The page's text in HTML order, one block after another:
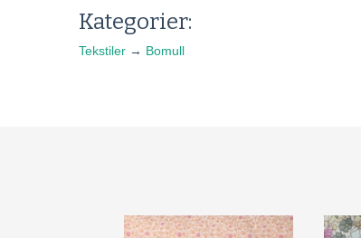
Kategorier:
Tekstiler → Bomull